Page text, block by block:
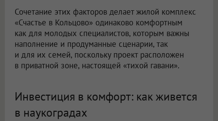
Сочетание этих факторов делает жилой комплекс
«Счастье в Кольцово» одинаково комфортным
как для молодых специалистов, которым важны
наполнение и продуманные сценарии, так
и для их семей, поскольку проект расположен
в приватной зоне, настоящей «тихой гавани».
Инвестиция в комфорт: как живется
в наукоградах